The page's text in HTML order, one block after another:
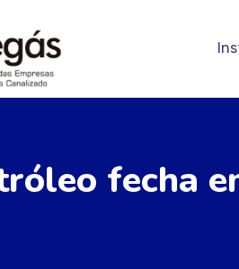
fecha